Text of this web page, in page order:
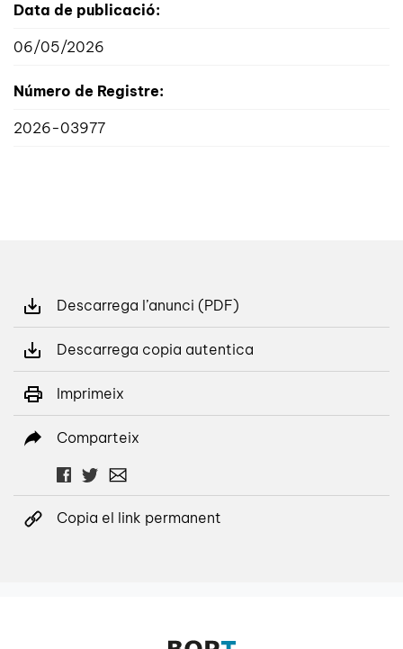
Data de publicació:
06/05/2026
Número de Registre:
2026-03977
Descarrega l’anunci (PDF)
Descarrega copia autentica
Imprimeix
Comparteix
Copia el link permanent